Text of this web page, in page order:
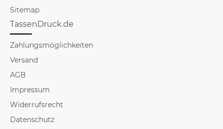
Sitemap
TassenDruck.de
Zahlungsmöglichkeiten
Versand
AGB
Impressum
Widerrufsrecht
Datenschutz